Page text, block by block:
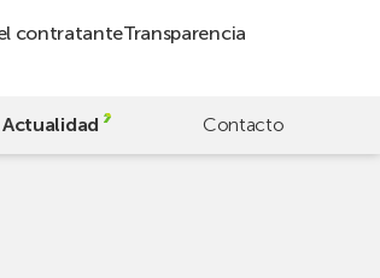
contratanteTransparencia
Actualidad Contacto